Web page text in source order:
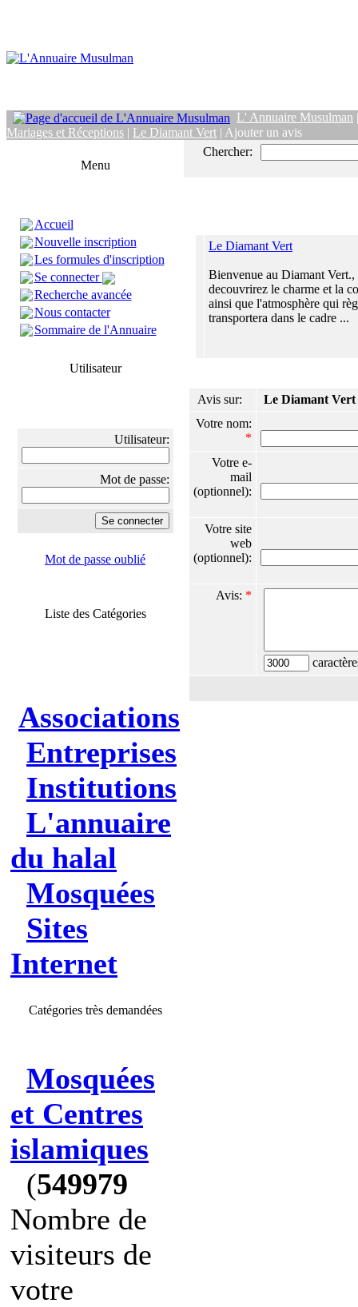
L' Annuaire Musulman
Mariages et Réceptions | Le Diamant Vert | Ajouter un avis
Menu
Accueil
Nouvelle inscription
Les formules d'inscription
Se connecter
Recherche avancée
Nous contacter
Sommaire de l'Annuaire
Utilisateur
Utilisateur:
Mot de passe:
Mot de passe oublié
Liste des Catégories
Associations
Entreprises
Institutions
L'annuaire
du halal
Mosquées
Sites
Internet
Catégories très demandées
Mosquées
et Centres
islamiques
(549979
Nombre de
visiteurs de
votre
Chercher:
Le Diamant Vert
Bienvenue au Diamant Vert.,
decouvrirez le charme et la
ainsi que l'atmosphère qui
transportera dans le cadre ...
Avis sur:
Le Diamant Vert
Votre nom:
*
Votre e-
mail
(optionnel):
Votre site
web
(optionnel):
Avis: *